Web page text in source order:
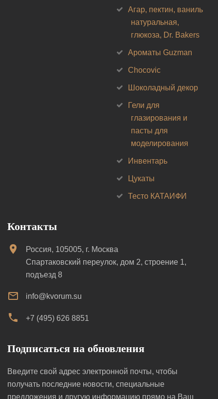
Агар, пектин, ваниль
натуральная,
глюкоза, Dr. Bakers
Ароматы Guzman
Chocovic
Шоколадный декор
Гели для
глазирования и
пасты для
моделирования
Инвентарь
Цукаты
Тесто КАТАИФИ
Контакты
Россия, 105005, г. Москва
Спартаковский переулок, дом 2, строение 1,
подъезд 8
info@kvorum.su
+7 (495) 626 8851
Подписаться на обновления
Введите свой адрес электронной почты, чтобы
получать последние новости, специальные
предложения и другую информацию прямо на Ваш